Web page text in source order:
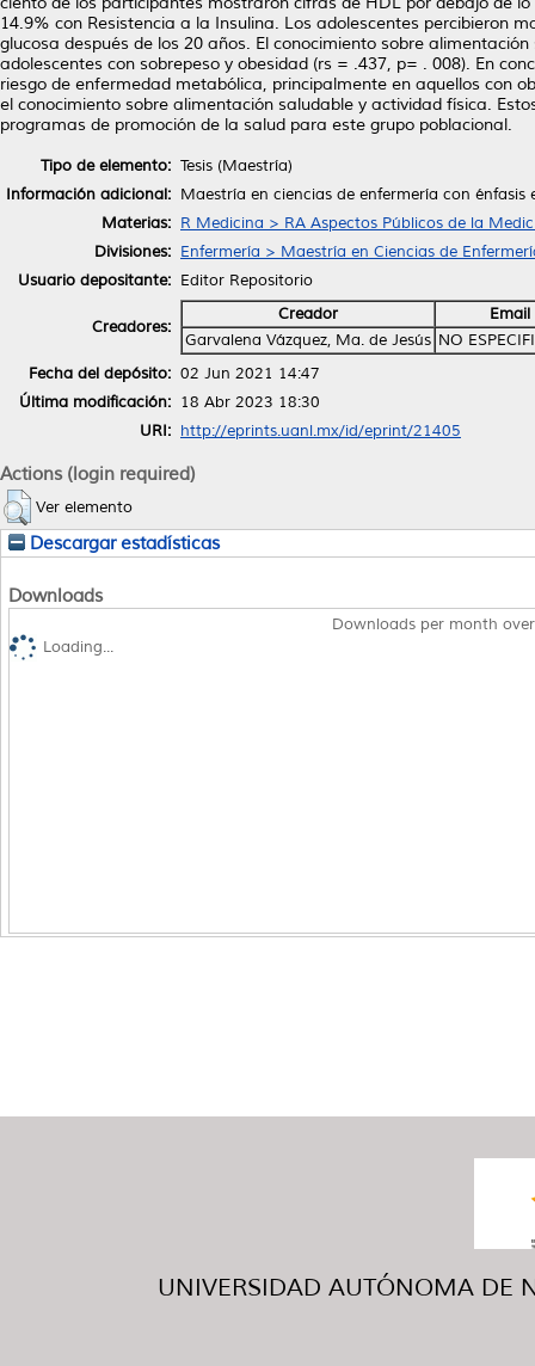
14.9% con Resistencia a la Insulina. Los adolescentes percibieron
glucosa después de los 20 años. El conocimiento sobre
adolescentes con sobrepeso y obesidad (rs = .437, p= . 008). En
riesgo de enfermedad metabólica, principalmente en aquellos con
el conocimiento sobre alimentación saludable y actividad física.
programas de promoción de la salud para este grupo poblacional.
Tipo de elemento: Tesis (Maestría)
Información adicional: Maestría en ciencias de enfermería con
Materias: R Medicina > RA Aspectos Públicos de la
Divisiones: Enfermería > Maestría en Ciencias de
Usuario depositante: Editor Repositorio
Creadores:
Creador
Email
Garvalena Vázquez, Ma. de Jesús NO
Fecha del depósito: 02 Jun 2021 14:47
Última modificación: 18 Abr 2023 18:30
URI: http://eprints.uanl.mx/id/eprint/21405
Actions (login required)
Ver elemento
Descargar estadísticas
Downloads
Downloads per month
Loading...
UNIVERSIDAD AUTÓNOMA DE